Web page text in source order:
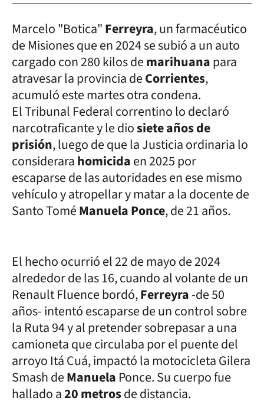
Marcelo "Botica"Ferreyra, un farmacéutico
de Misiones que en 2024 se subió a un auto
cargado con 280 kilos demarihuanapara
atravesar la provincia deCorrientes,
acumuló este martes otra condena.
El Tribunal Federal correntino lo declaró
narcotraficante y le diosiete años de
prisión, luego de que la Justicia ordinaria lo
considerarahomicidaen 2025 por
escaparse de las autoridades en ese mismo
vehículo y atropellar y matar a la docente de
Santo ToméManuela Ponce, de 21 años.
El hecho ocurrió el 22 de mayo de 2024
alrededor de las 16, cuando al volante de un
Renault Fluence bordó,Ferreyra-de 50
años- intentó escaparse de un control sobre
la Ruta 94 y al pretender sobrepasar a una
camioneta que circulaba por el puente del
arroyo Itá Cuá, impactó la motocicleta Gilera
Smash deManuela Ponce. Su cuerpo fue
hallado a20 metrosde distancia.